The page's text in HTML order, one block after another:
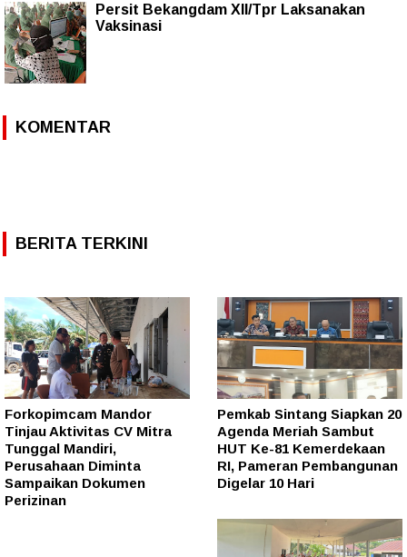
Persit Bekangdam XII/Tpr Laksanakan
Vaksinasi
KOMENTAR
BERITA TERKINI
Forkopimcam Mandor
Tinjau Aktivitas CV Mitra
Tunggal Mandiri,
Perusahaan Diminta
Sampaikan Dokumen
Perizinan
Pemkab Sintang Siapkan 20
Agenda Meriah Sambut
HUT Ke-81 Kemerdekaan
RI, Pameran Pembangunan
Digelar 10 Hari